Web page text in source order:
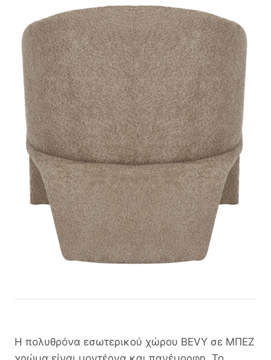
Η πολυθρόνα εσωτερικού χώρου BEVY σε ΜΠΕΖ